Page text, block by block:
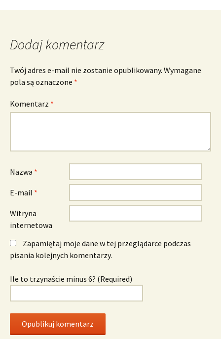
wpisu
Dodaj komentarz
Twój adres e-mail nie zostanie opublikowany. Wymagane
pola są oznaczone *
Komentarz *
Nazwa *
E-mail *
Witryna
internetowa
Zapamiętaj moje dane w tej przeglądarce podczas
pisania kolejnych komentarzy.
Ile to trzynaście minus 6? (Required)